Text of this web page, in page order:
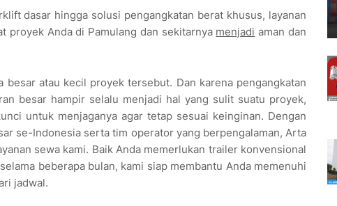
dasar hingga solusi pengangkatan berat khusus, layanan
proyek Anda di Pamulang dan sekitarnya menjadi aman dan
atau kecil proyek tersebut. Dan karena pengangkatan
besar hampir selalu menjadi hal yang sulit suatu proyek,
untuk menjaganya agar tetap sesuai keinginan. Dengan
se-Indonesia serta tim operator yang berpengalaman, Arta
sewa kami. Baik Anda memerlukan trailer konvensional
beberapa bulan, kami siap membantu Anda memenuhi
jadwal.